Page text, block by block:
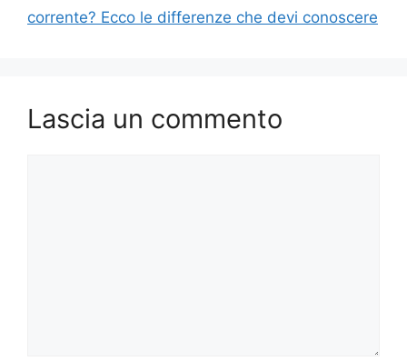
corrente? Ecco le differenze che devi conoscere
Lascia un commento